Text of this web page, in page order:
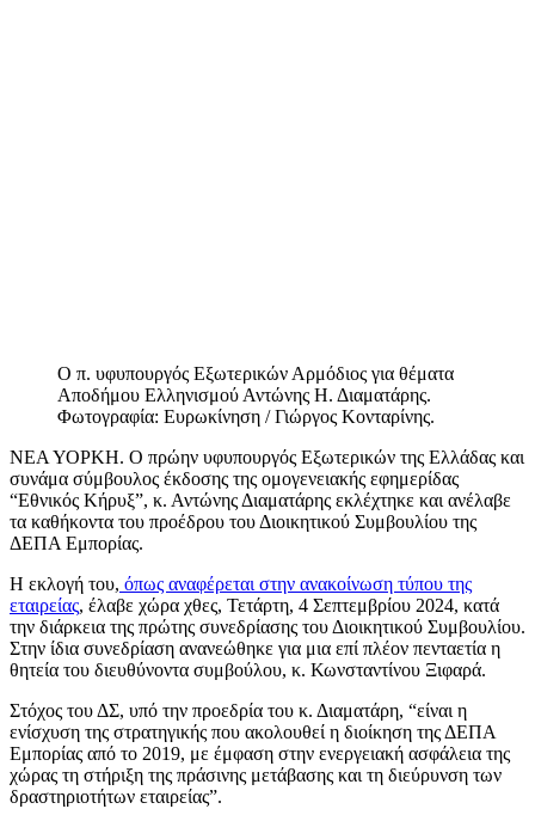
Ο π. υφυπουργός Εξωτερικών Αρμόδιος για θέματα
Αποδήμου Ελληνισμού Αντώνης Η. Διαματάρης.
Φωτογραφία: Ευρωκίνηση / Γιώργος Κονταρίνης.
ΝΕΑ ΥΟΡΚΗ. Ο πρώην υφυπουργός Εξωτερικών της Ελλάδας και
συνάμα σύμβουλος έκδοσης της ομογενειακής εφημερίδας
“Εθνικός Κήρυξ”, κ. Αντώνης Διαματάρης εκλέχτηκε και ανέλαβε
τα καθήκοντα του προέδρου του Διοικητικού Συμβουλίου της
ΔΕΠΑ Εμπορίας.
Η εκλογή του, όπως αναφέρεται στην ανακοίνωση τύπου της
εταιρείας, έλαβε χώρα χθες, Τετάρτη, 4 Σεπτεμβρίου 2024, κατά
την διάρκεια της πρώτης συνεδρίασης του Διοικητικού Συμβουλίου.
Στην ίδια συνεδρίαση ανανεώθηκε για μια επί πλέον πενταετία η
θητεία του διευθύνοντα συμβούλου, κ. Κωνσταντίνου Ξιφαρά.
Στόχος του ΔΣ, υπό την προεδρία του κ. Διαματάρη, “είναι η
ενίσχυση της στρατηγικής που ακολουθεί η διοίκηση της ΔΕΠΑ
Εμπορίας από το 2019, με έμφαση στην ενεργειακή ασφάλεια της
χώρας τη στήριξη της πράσινης μετάβασης και τη διεύρυνση των
δραστηριοτήτων εταιρείας”.